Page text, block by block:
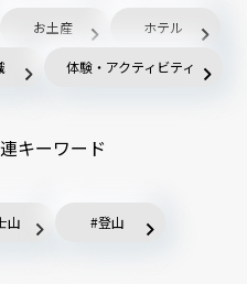
お土産 ホテル
体験・アクティビティ
キーワード
山 登山